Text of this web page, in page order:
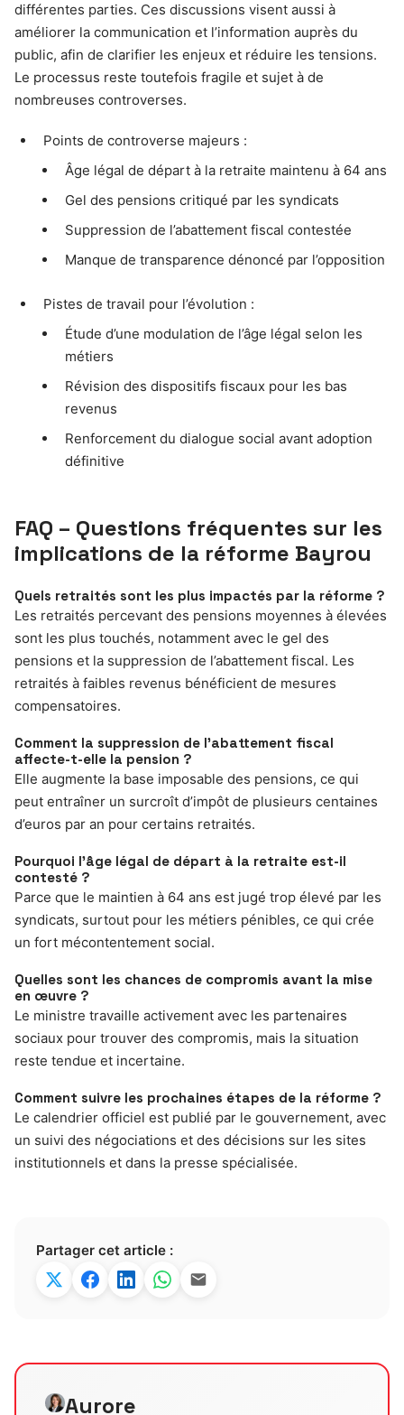
différentes parties. Ces discussions visent aussi à
améliorer la communication et l’information auprès du
public, afin de clarifier les enjeux et réduire les tensions.
Le processus reste toutefois fragile et sujet à de
nombreuses controverses.
Points de controverse majeurs :
Âge légal de départ à la retraite maintenu à 64 ans
Gel des pensions critiqué par les syndicats
Suppression de l’abattement fiscal contestée
Manque de transparence dénoncé par l’opposition
Pistes de travail pour l’évolution :
Étude d’une modulation de l’âge légal selon les
métiers
Révision des dispositifs fiscaux pour les bas
revenus
Renforcement du dialogue social avant adoption
définitive
FAQ – Questions fréquentes sur les
implications de la réforme Bayrou
Quels retraités sont les plus impactés par la réforme ?
Les retraités percevant des pensions moyennes à élevées
sont les plus touchés, notamment avec le gel des
pensions et la suppression de l’abattement fiscal. Les
retraités à faibles revenus bénéficient de mesures
compensatoires.
Comment la suppression de l’abattement fiscal
affecte-t-elle la pension ?
Elle augmente la base imposable des pensions, ce qui
peut entraîner un surcroît d’impôt de plusieurs centaines
d’euros par an pour certains retraités.
Pourquoi l’âge légal de départ à la retraite est-il
contesté ?
Parce que le maintien à 64 ans est jugé trop élevé par les
syndicats, surtout pour les métiers pénibles, ce qui crée
un fort mécontentement social.
Quelles sont les chances de compromis avant la mise
en œuvre ?
Le ministre travaille activement avec les partenaires
sociaux pour trouver des compromis, mais la situation
reste tendue et incertaine.
Comment suivre les prochaines étapes de la réforme ?
Le calendrier officiel est publié par le gouvernement, avec
un suivi des négociations et des décisions sur les sites
institutionnels et dans la presse spécialisée.
Partager cet article :
Aurore